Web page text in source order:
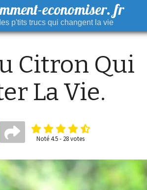
economiser. fr
p'tits trucs qui changent la vie
Citron Qui
La Vie.
Noté4.5- 28votes